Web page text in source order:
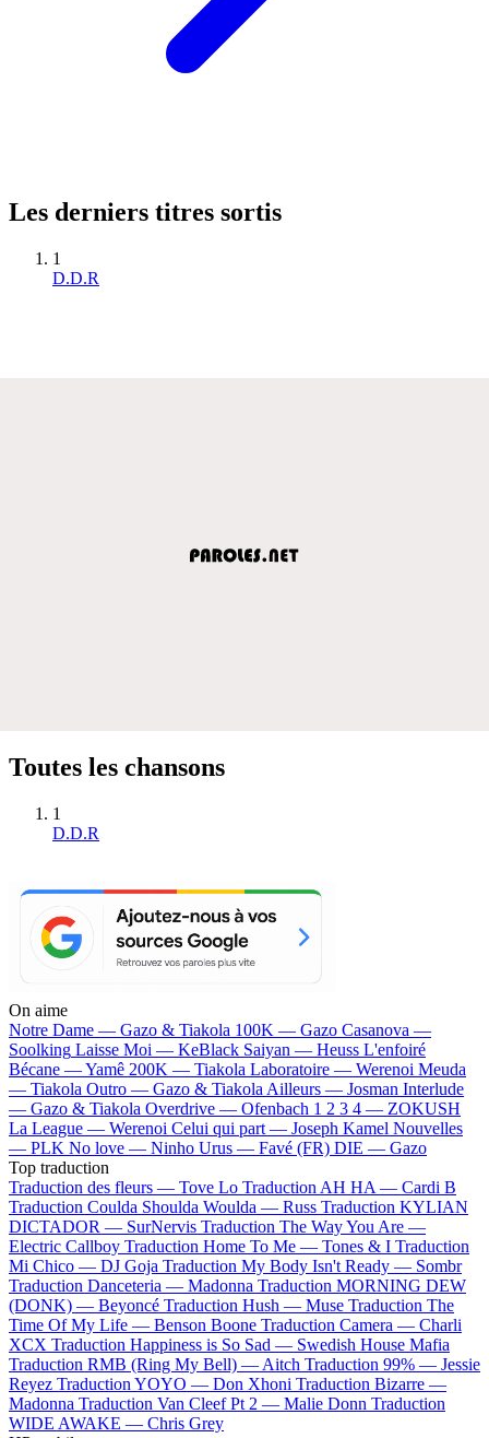
Les derniers titres sortis
1
D.D.R
Toutes les chansons
1
D.D.R
On aime
Notre Dame — Gazo & Tiakola 100K — Gazo Casanova —
Soolking Laisse Moi — KeBlack Saiyan — Heuss L'enfoiré
Bécane —Yamê 200K — Tiakola Laboratoire — Werenoi Meuda
— Tiakola Outro — Gazo & Tiakola Ailleurs — Josman Interlude
— Gazo & Tiakola Overdrive — Ofenbach 1 2 3 4 — ZOKUSH
La League — Werenoi Celui qui part — Joseph Kamel Nouvelles
— PLK No love — Ninho Urus — Favé (FR) DIE — Gazo
Top traduction
Traduction des fleurs — Tove Lo Traduction AH HA — Cardi B
Traduction Coulda Shoulda Woulda — Russ Traduction KYLIAN
DICTADOR — SurNervis Traduction The Way You Are —
Electric Callboy Traduction Home To Me — Tones & I Traduction
Mi Chico — DJ Goja Traduction My Body Isn't Ready — Sombr
Traduction Danceteria — Madonna Traduction MORNING DEW
(DONK) — Beyoncé Traduction Hush — Muse Traduction The
Time Of My Life — Benson Boone Traduction Camera — Charli
XCX Traduction Happiness is So Sad — Swedish House Mafia
Traduction RMB (Ring My Bell) — Aitch Traduction 99% — Jessie
Reyez Traduction YOYO — Don Xhoni Traduction Bizarre —
Madonna Traduction Van Cleef Pt 2 — Malie Donn Traduction
WIDE AWAKE — Chris Grey